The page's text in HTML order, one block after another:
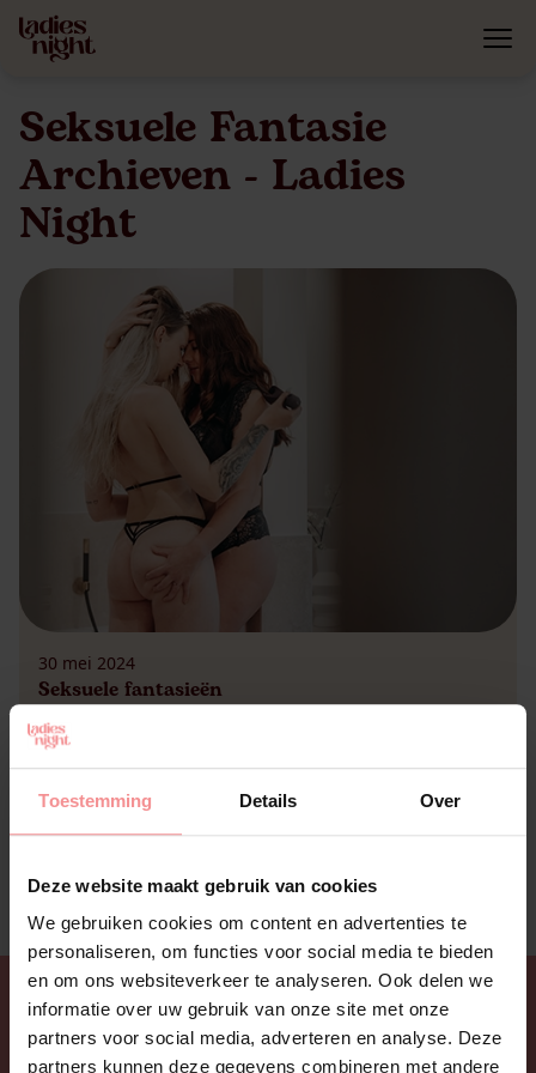
Toestemming Details Over
Deze website maakt gebruik van cookies
We gebruiken cookies om content en advertenties te
personaliseren, om functies voor social media te bieden
en om ons websiteverkeer te analyseren. Ook delen we
informatie over uw gebruik van onze site met onze
partners voor social media, adverteren en analyse. Deze
partners kunnen deze gegevens combineren met andere
Seksuele Fantasie
Archieven - Ladies
Night
30 mei 2024
Seksuele fantasieën
Het hebben van een seksfantasie is helemaal
normaal. Serieus, iedereen heeft ze. Fantasieën
zijn als dromen – je kunt ze niet echt beheersen,
toch? Ze kunnen verschillende dingen doen,
bijvoorbeeld: verveling doorbreken, stress
seksleven. Het is als je eigen Netflix-serie, maar
dan zonder abonnementskosten. 😉 Iedereen
heeft […]